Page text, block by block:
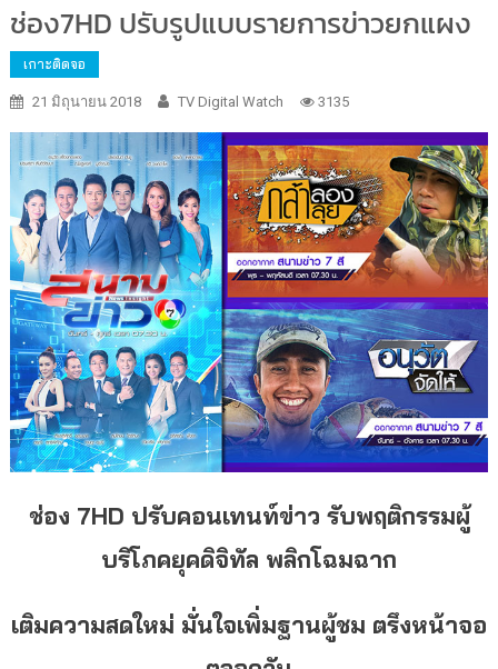
ช่อง7HD ปรับรูปแบบรายการข่าวยกแผง
เกาะติดจอ
21 มิถุนายน 2018 TV Digital Watch 3135
ช่อง 7HD ปรับคอนเทนท์ข่าว รับพฤติกรรมผู้
บริโภคยุคดิจิทัล พลิกโฉมฉาก
เติมความสดใหม่ มั่นใจเพิ่มฐานผู้ชม ตรึงหน้าจอ